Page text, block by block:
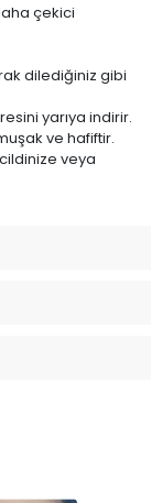
çekici
dilediğiniz gibi
yarıya indirir.
ve hafiftir.
veya